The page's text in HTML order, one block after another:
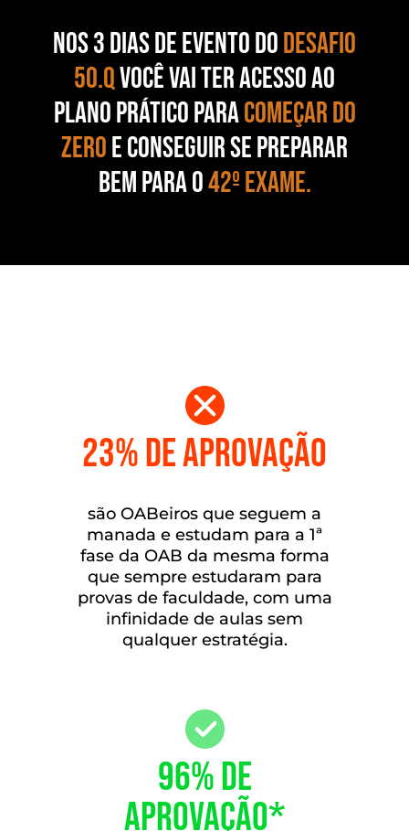
NOS 3 DIAS DE EVENTO DODESAFIO
50.QVOCÊ VAI TER ACESSO AO
PLANO PRÁTICO PARACOMEÇAR DO
ZEROE CONSEGUIR SE PREPARAR
BEM PARA O42º EXAME.
23% DE APROVAÇÃO
são OABeiros que seguem a
manada e estudam para a 1ª
fase da OAB da mesma forma
que sempre estudaram para
provas de faculdade, com uma
infinidade de aulas sem
qualquer estratégia.
96% DE
APROVAÇÃO*